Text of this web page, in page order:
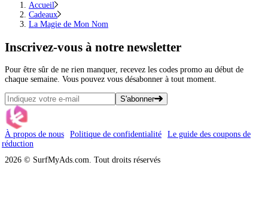
Accueil
Cadeaux
La Magie de Mon Nom
Inscrivez-vous à notre newsletter
Pour être sûr de ne rien manquer, recevez les codes promo au début de
chaque semaine. Vous pouvez vous désabonner à tout moment.
S'abonner
À propos de nous Politique de confidentialité
Le guide des coupons de
réduction
2026 © SurfMyAds.com. Tout droits réservés